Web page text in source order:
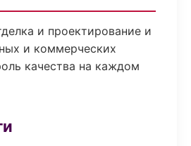
и проектирование и
и коммерческих
качества на каждом